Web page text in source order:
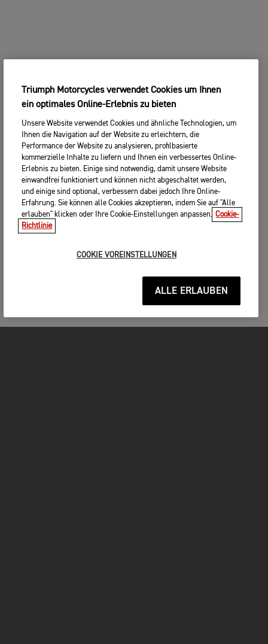
Triumph Motorcycles verwendet Cookies um Ihnen
ein optimales Online-Erlebnis zu bieten
Unsere Website verwendet Cookies und ähnliche Technologien, um
Ihnen die Navigation auf der Website zu erleichtern, die
Performance der Website zu analysieren, profilbasierte
kommerzielle Inhalte zu liefern und Ihnen ein verbessertes Online-
Erlebnis zu bieten. Einige sind notwendig, damit unsere Website
einwandfrei funktioniert und können nicht abgeschaltet werden,
und einige sind optional, verbessern dabei jedoch Ihre Online-
Erfahrung. Sie können alle Cookies akzeptieren, indem Sie auf "Alle
erlauben" klicken oder Ihre Cookie-Einstellungen anpassen. Cookie-
Richtlinie
COOKIE VOREINSTELLUNGEN
ALLE ERLAUBEN